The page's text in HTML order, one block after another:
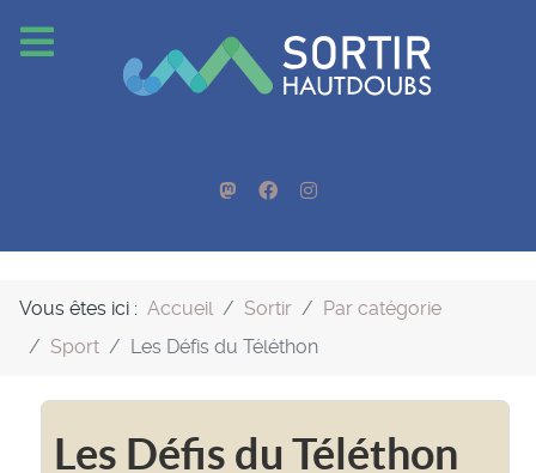
Vous êtes ici : Accueil Sortir
Par catégorie
Sport
Les Défis du Téléthon
Les Défis du Téléthon